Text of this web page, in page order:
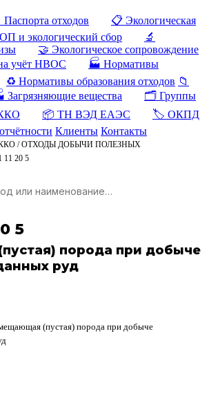
Паспорта отходов
📋 Экологическая
и экологический сбор
🔬
🤝 Экологическое сопровождение
учёт НВОС
🏭 Нормативы
♻️ Нормативы образования отходов 📁
Загрязняющие вещества
🗂️ Группы
📦 ТН ВЭД ЕАЭС
🏷️ ОКПД
Клиенты Контакты
/ОТХОДЫ ДОБЫЧИ ПОЛЕЗНЫХ
11 20 5
5
порода при добыче
руд
(пустая) порода при добыче